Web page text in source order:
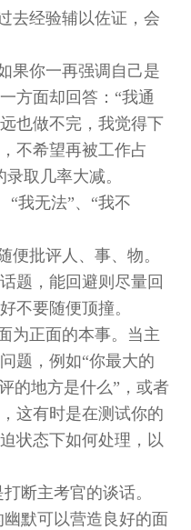
经验辅以佐证，会
你一再强调自己是
方面却回答：“我通
也做不完，我觉得下
不希望再被工作占
取几率大减。
我无法”、“我不
批评人、事、物。
题，能回避则尽量回
不要随便顶撞。
正面的本事。当主
题，例如“你最大的
的地方是什么”，或者
这有时是在测试你的
状态下如何处理，以
断主考官的谈话。
默可以营造良好的面